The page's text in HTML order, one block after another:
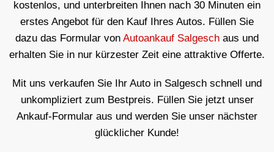
kostenlos, und unterbreiten Ihnen nach 30 Minuten ein
erstes Angebot für den Kauf Ihres Autos. Füllen Sie
dazu das Formular von Autoankauf Salgesch aus und
erhalten Sie in nur kürzester Zeit eine attraktive Offerte.
Mit uns verkaufen Sie Ihr Auto in Salgesch schnell und
unkompliziert zum Bestpreis. Füllen Sie jetzt unser
Ankauf-Formular aus und werden Sie unser nächster
glücklicher Kunde!